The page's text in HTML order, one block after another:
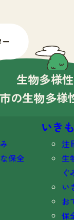
生物多様
の生物多様
保全
いき
注
生
ぐ
い
お
保